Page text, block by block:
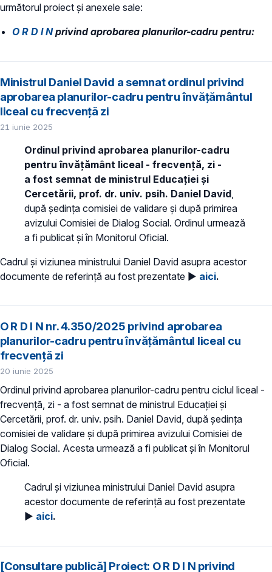
următorul proiect și anexele sale:
O R D I Nprivind aprobarea planurilor-cadru pentru:
Ministrul Daniel David a semnat ordinul privind
aprobarea planurilor-cadru pentru învățământul
liceal cu frecvență zi
21 iunie 2025
Ordinul privind aprobarea planurilor-cadru
pentru învățământ liceal - frecvență, zi -
a fost semnat de ministrul Educației și
Cercetării, prof. dr. univ. psih. Daniel David
după ședința comisiei de validare și după primirea
avizului Comisiei de Dialog Social. Ordinul urmează
a fi publicat și în Monitorul Oficial.
Cadrul și viziunea ministrului Daniel David asupra acestor
documente de referință au fost prezentate ► aici.
O R D I N nr. 4.350/2025 privind aprobarea
planurilor-cadru pentru învățământul liceal cu
frecvență zi
20 iunie 2025
Ordinul privind aprobarea planurilor-cadru pentru ciclul liceal -
frecvență, zi - a fost semnat de ministrul Educației și
Cercetării, prof. dr. univ. psih. Daniel David, după ședința
comisiei de validare și după primirea avizului Comisiei de
Dialog Social. Acesta urmează a fi publicat și în Monitorul
Oficial.
Cadrul și viziunea ministrului Daniel David asupra
acestor documente de referință au fost prezentate
► aici.
[Consultare publică] Proiect: O R D I N privind